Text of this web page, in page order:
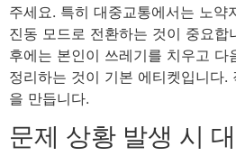
주세요. 특히 대중교통에서는 노약
진동 모드로 전환하는 것이 중요합
후에는 본인이 쓰레기를 치우고 다
정리하는 것이 기본 에티켓입니다.
을 만듭니다.
문제 상황 발생 시